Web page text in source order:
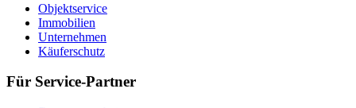
Objektservice
Immobilien
Unternehmen
Käuferschutz
Für Service-Partner